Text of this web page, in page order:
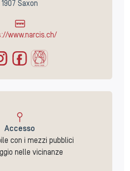
1907 Saxon
www.narcis.ch/
Accesso
con i mezzi pubblici
nelle vicinanze